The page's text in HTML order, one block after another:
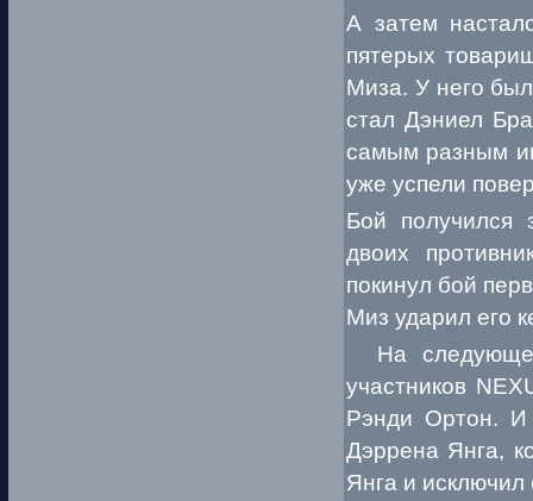
А затем
пятерых
Миза. У него
стал Дэниел
самым разным
уже успели
Бой получился
двоих
покинул бой
Миз ударил его
На
участников
Рэнди Ортон. И
Дэррена Янга,
Янга и